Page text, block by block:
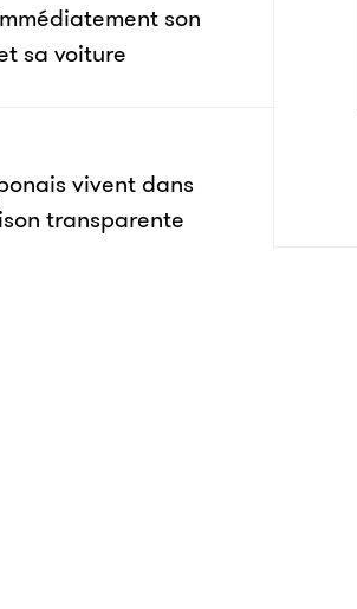
son
sa voiture
vivent dans
transparente